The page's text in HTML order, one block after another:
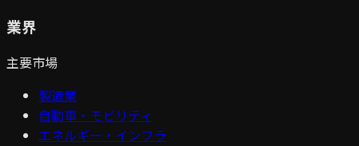
業界
主要市場
製造業
自動車・モビリティ
エネルギー・インフラ